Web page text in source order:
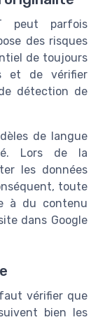
peut parfois
des risques
de toujours
et de vérifier
détection de
de langue
Lors de la
les données
toute
à du contenu
dans Google
vérifier que
bien les